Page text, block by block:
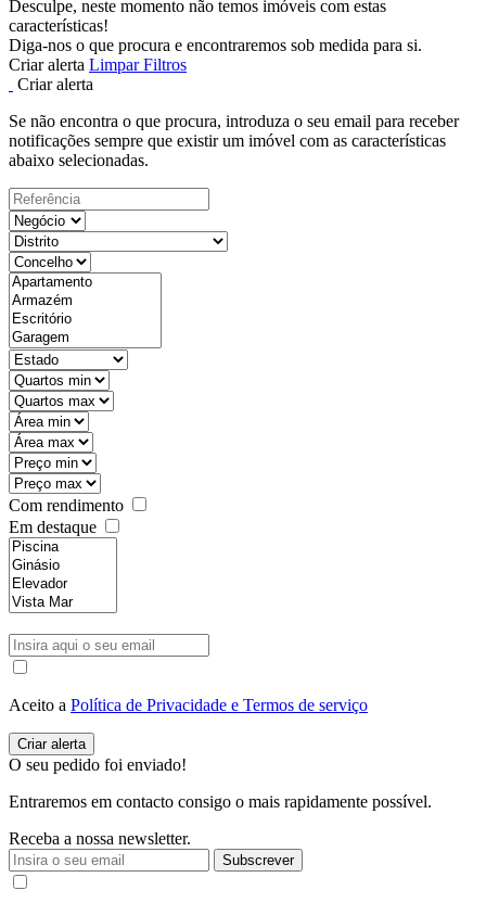
Desculpe, neste momento não temos imóveis com estas
características!
Diga-nos o que procura e encontraremos sob medida para si.
Criar alerta Limpar Filtros
Criar alerta
Se não encontra o que procura, introduza o seu email para receber
notificações sempre que existir um imóvel com as características
abaixo selecionadas.
Com rendimento
Em destaque
Aceito a Política de Privacidade e Termos de serviço
O seu pedido foi enviado!
Entraremos em contacto consigo o mais rapidamente possível.
Receba a nossa newsletter.
Subscrever